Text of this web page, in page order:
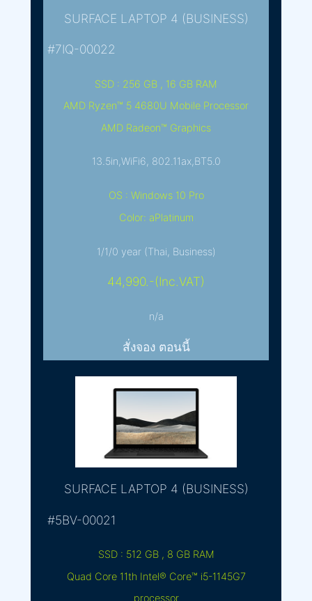
SURFACE LAPTOP 4 (BUSINESS)
#7IQ-00022
SSD : 256 GB , 16 GB RAM
AMD Ryzen™ 5 4680U Mobile Processor
AMD Radeon™ Graphics
13.5in,WiFi6, 802.11ax,BT5.0
OS : Windows 10 Pro
Color: aPlatinum
1/1/0 year (Thai, Business)
44,990.-(Inc.VAT)
n/a
สั่งจอง ตอนนี้
SURFACE LAPTOP 4 (BUSINESS)
#5BV-00021
SSD : 512 GB , 8 GB RAM
Quad Core 11th Intel® Core™ i5-1145G7